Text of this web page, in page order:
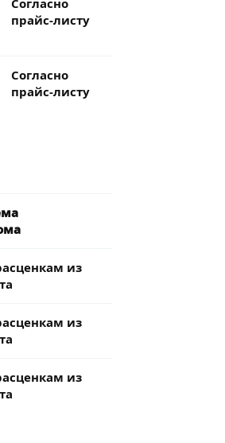
Согласно
прайс-листу
Согласно
прайс-листу
из
из
из